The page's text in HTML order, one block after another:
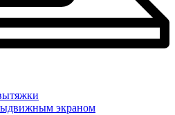
экраном